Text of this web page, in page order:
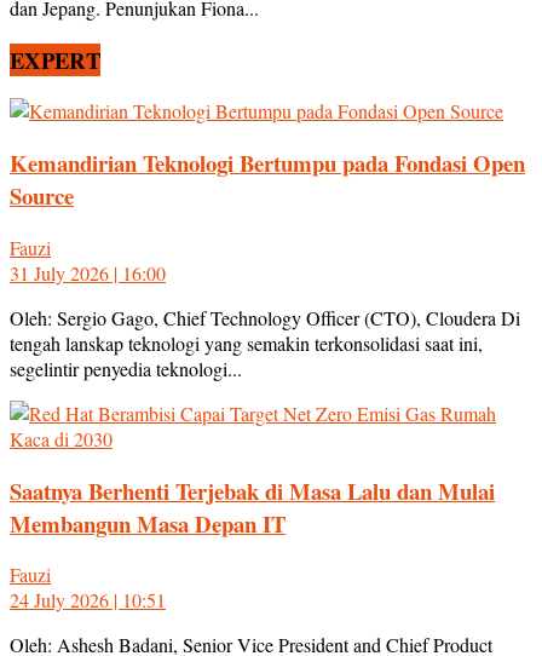
dan Jepang. Penunjukan Fiona...
EXPERT
Kemandirian Teknologi Bertumpu pada Fondasi Open
Source
Fauzi
31 July 2026 | 16:00
Oleh: Sergio Gago, Chief Technology Officer (CTO), Cloudera Di
tengah lanskap teknologi yang semakin terkonsolidasi saat ini,
segelintir penyedia teknologi...
Saatnya Berhenti Terjebak di Masa Lalu dan Mulai
Membangun Masa Depan IT
Fauzi
24 July 2026 | 10:51
Oleh: Ashesh Badani, Senior Vice President and Chief Product